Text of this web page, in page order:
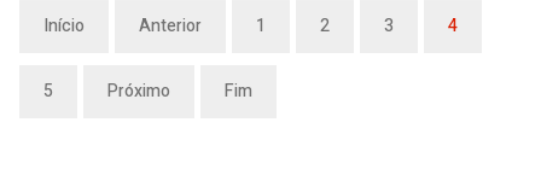
Início Anterior 1 2 3 4
5 Próximo Fim